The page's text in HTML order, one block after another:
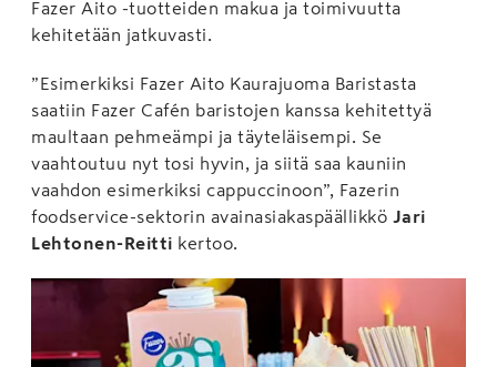
Fazer Aito -tuotteiden makua ja toimivuutta
kehitetään jatkuvasti.
”Esimerkiksi Fazer Aito Kaurajuoma Baristasta
saatiin Fazer Cafén baristojen kanssa kehitettyä
maultaan pehmeämpi ja täyteläisempi. Se
vaahtoutuu nyt tosi hyvin, ja siitä saa kauniin
vaahdon esimerkiksi cappuccinoon”, Fazerin
foodservice-sektorin avainasiakaspäällikkö Jari
Lehtonen-Reitti kertoo.